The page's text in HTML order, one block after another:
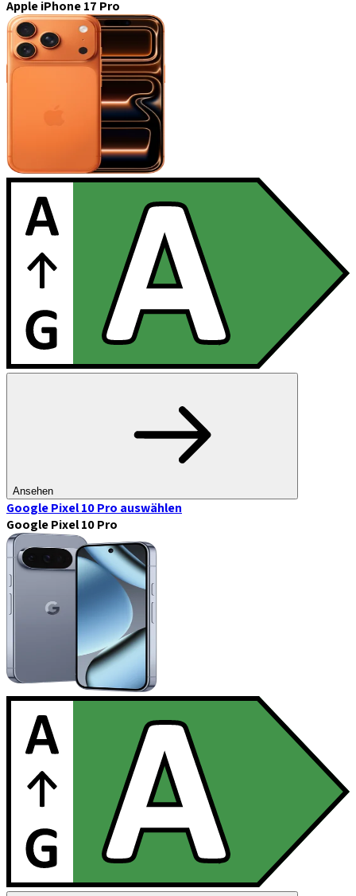
Apple iPhone 17 Pro
Ansehen
Google Pixel 10 Pro auswählen
Google Pixel 10 Pro